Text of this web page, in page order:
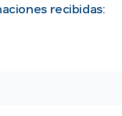
recibidas: